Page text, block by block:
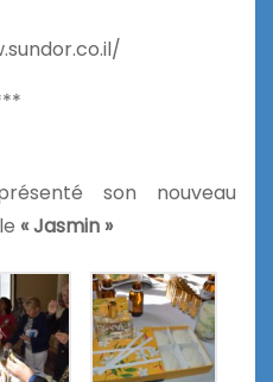
son nouveau
« Jasmin »